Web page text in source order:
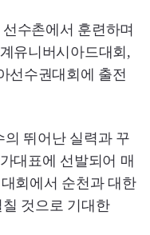
수촌에서 훈련하며
유니버시아드대회,
선수권대회에 출전
의 뛰어난 실력과 꾸
대표에 선발되어 매
회에서 순천과 대한
것으로 기대한